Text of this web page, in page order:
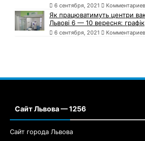
6 сентября, 2021
Як працюватимуть центри
Львові 6 — 10 вересня: графік
6 сентября, 2021
Сайт Львова — 1256
Сайт города Львова